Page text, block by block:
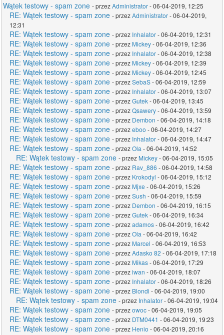
Wątek testowy - spam zone - przezAdministrator- 06-04-2019, 12:25
RE: Wątek testowy - spam zone - przezAdministrator- 06-04-2019,
12:31
RE: Wątek testowy - spam zone - przez Inhalator- 06-04-2019, 12:31
RE: Wątek testowy - spam zone - przez Mickey- 06-04-2019, 12:36
RE: Wątek testowy - spam zone - przez Inhalator- 06-04-2019, 12:38
RE: Wątek testowy - spam zone - przez Mickey- 06-04-2019, 12:39
RE: Wątek testowy - spam zone - przez Mickey- 06-04-2019, 12:45
RE: Wątek testowy - spam zone - przezSebaS- 06-04-2019, 12:59
RE: Wątek testowy - spam zone - przez Inhalator- 06-04-2019, 13:07
RE: Wątek testowy - spam zone - przezGutek- 06-04-2019, 13:45
RE: Wątek testowy - spam zone - przezQsawery- 06-04-2019, 13:59
RE: Wątek testowy - spam zone - przez Dembon - 06-04-2019, 14:18
RE: Wątek testowy - spam zone - przezeboo - 06-04-2019, 14:27
RE: Wątek testowy - spam zone - przez Inhalator- 06-04-2019, 14:47
RE: Wątek testowy - spam zone - przezOla- 06-04-2019, 14:52
RE: Wątek testowy - spam zone - przez Mickey- 06-04-2019, 15:05
RE: Wątek testowy - spam zone - przez Rav_886 - 06-04-2019, 14:58
RE: Wątek testowy - spam zone - przez Krokodyl - 06-04-2019, 15:12
RE: Wątek testowy - spam zone - przez Mjxe - 06-04-2019, 15:26
RE: Wątek testowy - spam zone - przezSush - 06-04-2019, 15:59
RE: Wątek testowy - spam zone - przez Dembon - 06-04-2019, 16:15
RE: Wątek testowy - spam zone - przezGutek- 06-04-2019, 16:34
RE: Wątek testowy - spam zone - przezadamos- 06-04-2019, 16:42
RE: Wątek testowy - spam zone - przezOla- 06-04-2019, 16:42
RE: Wątek testowy - spam zone - przez Marcel - 06-04-2019, 16:53
RE: Wątek testowy - spam zone - przezAdasko 82 - 06-04-2019, 17:18
RE: Wątek testowy - spam zone - przez Mikas- 06-04-2019, 17:29
RE: Wątek testowy - spam zone - przeziwan - 06-04-2019, 18:07
RE: Wątek testowy - spam zone - przez Inhalator- 06-04-2019, 18:26
RE: Wątek testowy - spam zone - przez Blondi - 06-04-2019, 19:00
RE: Wątek testowy - spam zone - przez Inhalator- 06-04-2019, 19:04
RE: Wątek testowy - spam zone - przezowoc- 06-04-2019, 19:05
RE: Wątek testowy - spam zone - przez DTM0441 - 06-04-2019, 19:23
RE: Wątek testowy - spam zone - przez Henio - 06-04-2019, 20:16